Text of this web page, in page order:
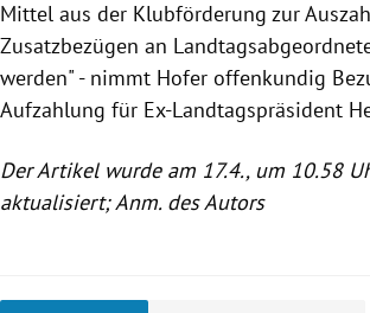
Mittel aus der Klubförderung zur
Zusatzbezügen an
werden" - nimmt Hofer offenkundig
Aufzahlung für Ex-Landtagspräsident
Der Artikel wurde am 17.4., um 10.58
aktualisiert; Anm. des Autors